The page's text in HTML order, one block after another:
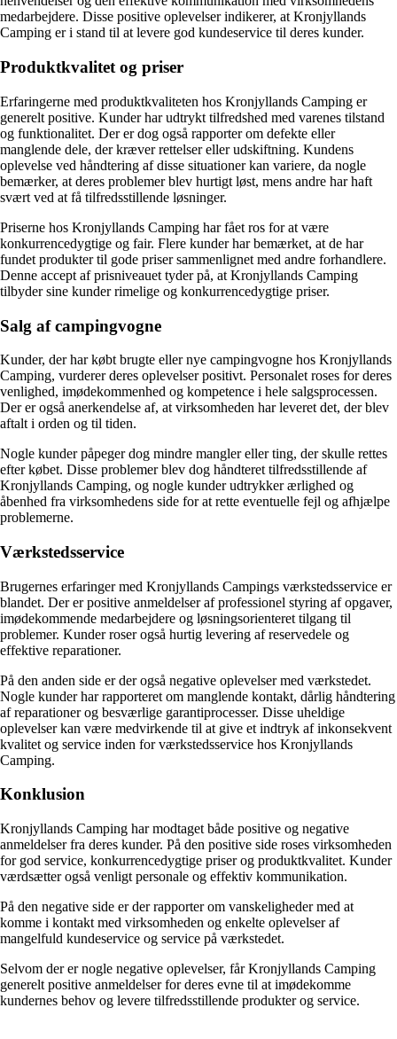
medarbejdere. Disse positive oplevelser indikerer, at Kronjyllands
Camping er i stand til at levere god kundeservice til deres kunder.
Produktkvalitet og priser
Erfaringerne med produktkvaliteten hos Kronjyllands Camping er
generelt positive. Kunder har udtrykt tilfredshed med varenes tilstand
og funktionalitet. Der er dog også rapporter om defekte eller
manglende dele, der kræver rettelser eller udskiftning. Kundens
oplevelse ved håndtering af disse situationer kan variere, da nogle
bemærker, at deres problemer blev hurtigt løst, mens andre har haft
svært ved at få tilfredsstillende løsninger.
Priserne hos Kronjyllands Camping har fået ros for at være
konkurrencedygtige og fair. Flere kunder har bemærket, at de har
fundet produkter til gode priser sammenlignet med andre forhandlere.
Denne accept af prisniveauet tyder på, at Kronjyllands Camping
tilbyder sine kunder rimelige og konkurrencedygtige priser.
Salg af campingvogne
Kunder, der har købt brugte eller nye campingvogne hos Kronjyllands
Camping, vurderer deres oplevelser positivt. Personalet roses for deres
venlighed, imødekommenhed og kompetence i hele salgsprocessen.
Der er også anerkendelse af, at virksomheden har leveret det, der blev
aftalt i orden og til tiden.
Nogle kunder påpeger dog mindre mangler eller ting, der skulle rettes
efter købet. Disse problemer blev dog håndteret tilfredsstillende af
Kronjyllands Camping, og nogle kunder udtrykker ærlighed og
åbenhed fra virksomhedens side for at rette eventuelle fejl og afhjælpe
problemerne.
Værkstedsservice
Brugernes erfaringer med Kronjyllands Campings værkstedsservice er
blandet. Der er positive anmeldelser af professionel styring af opgaver,
imødekommende medarbejdere og løsningsorienteret tilgang til
problemer. Kunder roser også hurtig levering af reservedele og
effektive reparationer.
På den anden side er der også negative oplevelser med værkstedet.
Nogle kunder har rapporteret om manglende kontakt, dårlig håndtering
af reparationer og besværlige garantiprocesser. Disse uheldige
oplevelser kan være medvirkende til at give et indtryk af inkonsekvent
kvalitet og service inden for værkstedsservice hos Kronjyllands
Camping.
Konklusion
Kronjyllands Camping har modtaget både positive og negative
anmeldelser fra deres kunder. På den positive side roses virksomheden
for god service, konkurrencedygtige priser og produktkvalitet. Kunder
værdsætter også venligt personale og effektiv kommunikation.
På den negative side er der rapporter om vanskeligheder med at
komme i kontakt med virksomheden og enkelte oplevelser af
mangelfuld kundeservice og service på værkstedet.
Selvom der er nogle negative oplevelser, får Kronjyllands Camping
generelt positive anmeldelser for deres evne til at imødekomme
kundernes behov og levere tilfredsstillende produkter og service.